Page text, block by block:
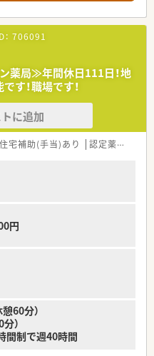
て】
、処方箋枚数が増加しているた
す。
、今後ますます重要となる在宅
迎します。
のスタッフと協力しながら前向
ています。
、正社員から残業なし正社員へ
対象とした独自の育児支援制度
。
めて118日あり、プライベート
。
医療の分野で、専門的な知識や
が整っており、ライフイベント
すめです。
たりです。
706091
薬局≫年間休日111日！地
す！職場です！
に追加
住宅補助(手当)あり 認定薬剤師取得支援あり
円
60分）
）
間制で週40時間